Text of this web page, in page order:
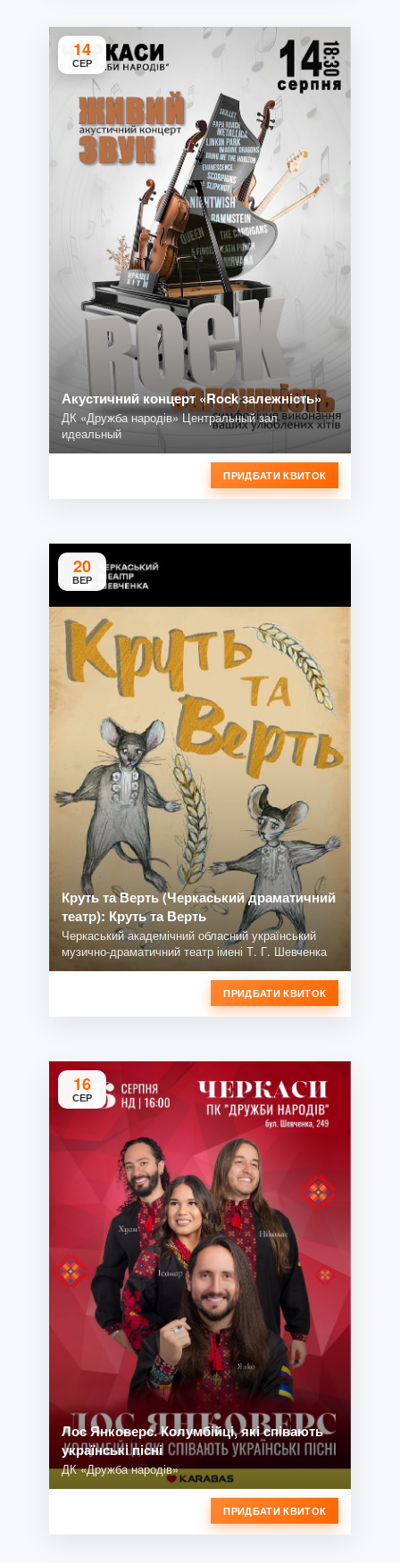
14
СЕР
Акустичний концерт «Rock залежність»
ДК «Дружба народів» Центральный зал
идеальный
ПРИДБАТИ КВИТОК
20
ВЕР
Круть та Верть (Черкаський драматичний
театр): Круть та Верть
Черкаський академічний обласний український
музично-драматичний театр імені Т. Г. Шевченка
ПРИДБАТИ КВИТОК
16
СЕР
Лос Янковерс. Колумбійці, які співають
українські пісні
ДК «Дружба народів»
ПРИДБАТИ КВИТОК